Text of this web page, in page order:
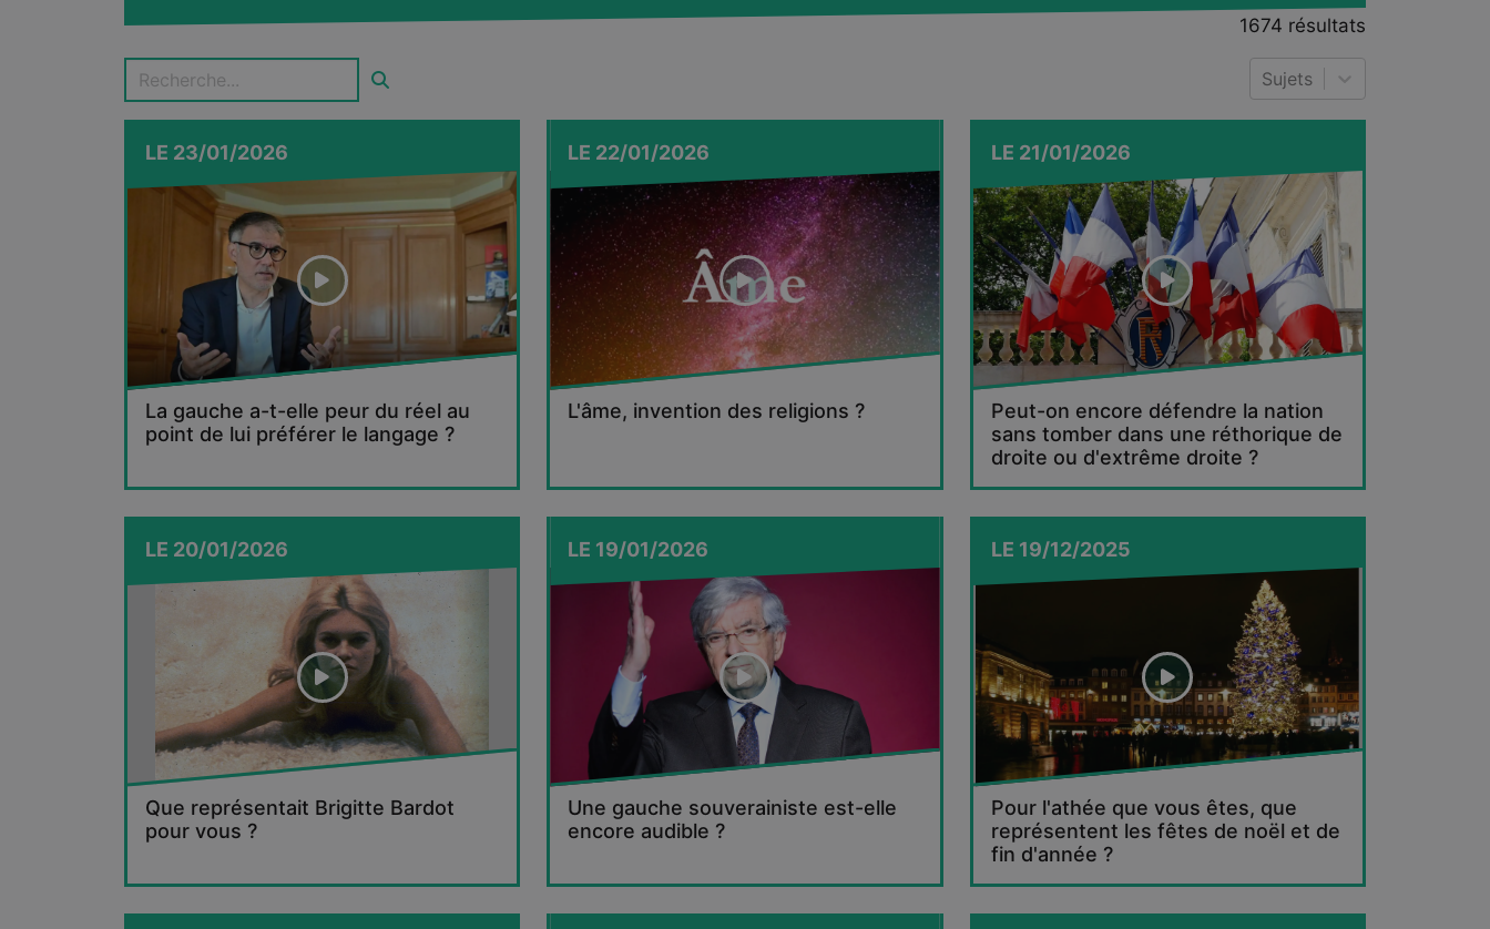
1674 résultats
Sujets
LE 23/01/2026
La gauche a-t-elle peur du réel au
point de lui préférer le langage ?
LE 22/01/2026
L'âme, invention des religions ?
LE 21/01/2026
Peut-on encore défendre la nation
sans tomber dans une réthorique de
droite ou d'extrême droite ?
LE 20/01/2026
Que représentait Brigitte Bardot
pour vous ?
LE 19/01/2026
Une gauche souverainiste est-elle
encore audible ?
LE 19/12/2025
Pour l'athée que vous êtes, que
représentent les fêtes de noël et de
fin d'année ?